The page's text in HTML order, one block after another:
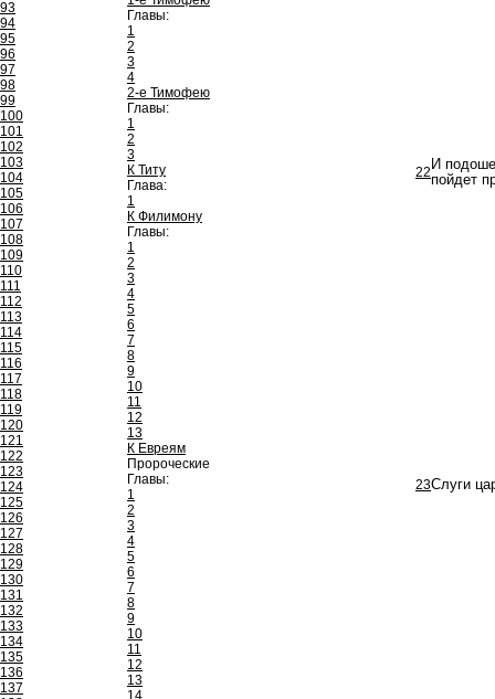
93
94
95
96
97
98
99
100
101
102
103
104
105
106
107
108
109
110
111
112
113
114
115
116
117
118
119
120
121
122
123
124
125
126
127
128
129
130
131
132
133
134
135
136
137
Главы:
1
2
3
4
2-е Тимофею
Главы:
1
2
3
К Титу
Глава:
1
К Филимону
Главы:
1
2
3
4
5
6
7
8
9
10
11
12
13
К Евреям
Пророческие
Главы:
1
2
3
4
5
6
7
8
9
10
11
12
13
14
22 И
пойдет
23Слуги